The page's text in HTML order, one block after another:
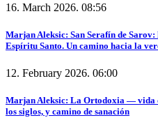
16. March 2026. 08:56
Marjan Aleksic: San Serafín de
Espíritu Santo. Un camino hacia la
12. February 2026. 06:00
Marjan Aleksic: La Ortodoxia — vida
los siglos, y camino de sanación